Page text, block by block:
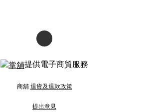
提供電子商貿服務
商舖 退貨及退款政策
提出意見